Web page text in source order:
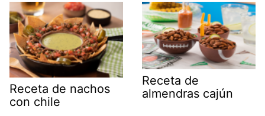
Receta de nachos
con chile
Receta de
almendras cajún